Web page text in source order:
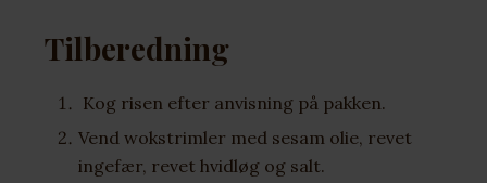
Tilberedning
Kog risen efter anvisning på pakken.
Vend wokstrimler med sesam olie, revet
ingefær, revet hvidløg og salt.